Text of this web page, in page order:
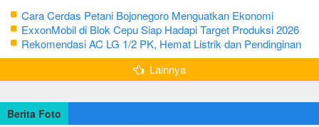
Cara Cerdas Petani Bojonegoro Menguatkan Ekonomi
Keluarga
ExxonMobil di Blok Cepu Siap Hadapi Target Produksi 2026
Rekomendasi AC LG 1/2 PK, Hemat Listrik dan Pendinginan
Maksimal
Lainnya
Berita Foto